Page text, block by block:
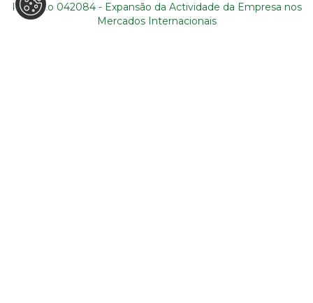
+351 964 631 583* (*Custo de chamada para rede
Projecto 042084 - Expansão da Actividade da Empresa nos
Mercados Internacionais